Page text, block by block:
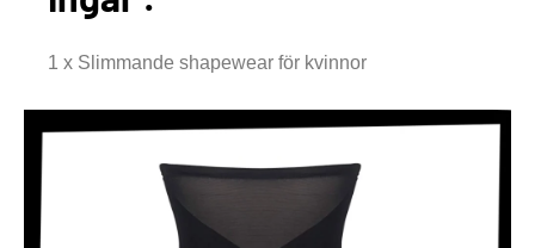
1 x Slimmande shapewear för kvinnor